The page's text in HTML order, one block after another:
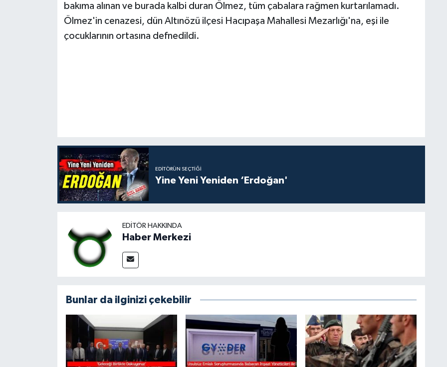
bakıma alınan ve burada kalbi duran Ölmez, tüm çabalara rağmen kurtarılamadı.
Ölmez'in cenazesi, dün Altınözü ilçesi Hacıpaşa Mahallesi Mezarlığı'na, eşi ile
çocuklarının ortasına defnedildi.
EDITÖRÜN SEÇTIĞI
Yine Yeni Yeniden ‘Erdoğan'
EDITÖR HAKKINDA
Haber Merkezi
Bunlar da ilginizi çekebilir